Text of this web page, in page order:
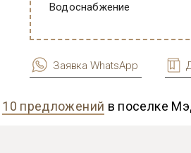
Водоснабжение
Заявка WhatsApp
10 предложений в поселке